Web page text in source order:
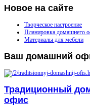
Новое на сайте
Творческое настроение
Планировка домашнего
Материалы для мебели
Ваш домашний
Традиционный
офис